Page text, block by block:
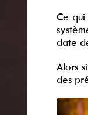
Ce qui
date
Alors
des